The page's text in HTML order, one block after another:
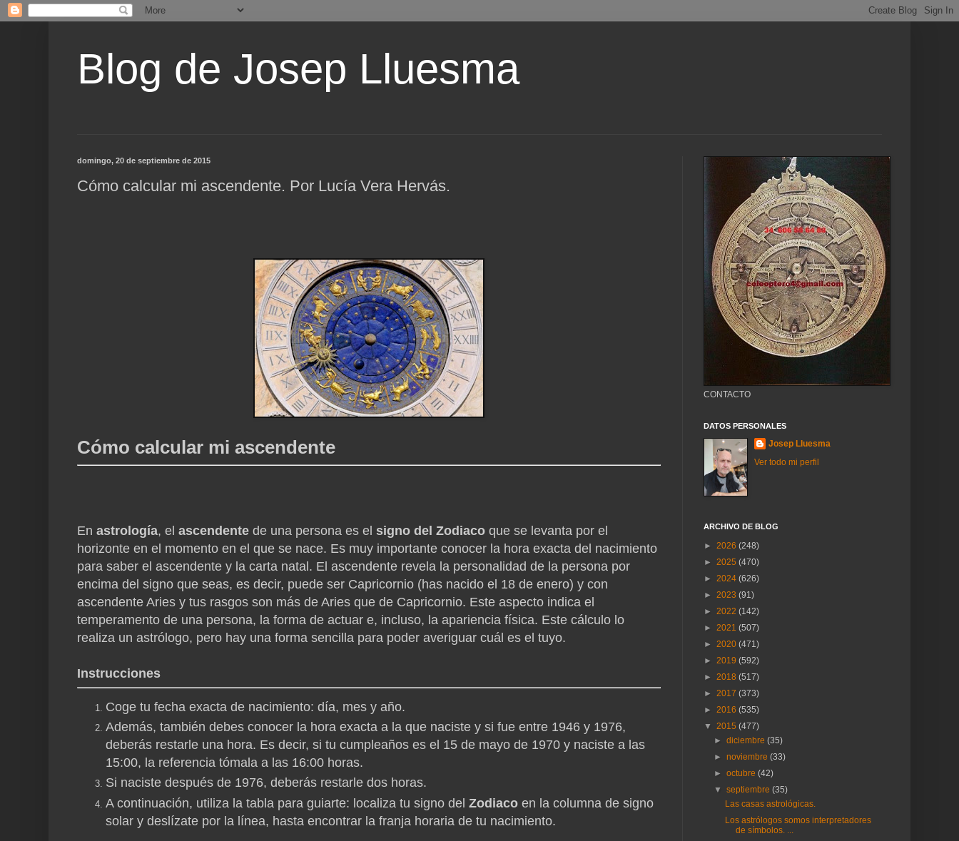
Blog de Josep Lluesma
domingo, 20 de septiembre de 2015
Cómo calcular mi ascendente. Por Lucía Vera Hervás.
Cómo calcular mi ascendente
En astrología, el ascendente de una persona es el signo del Zodiaco que se levanta por el
horizonte en el momento en el que se nace. Es muy importante conocer la hora exacta del nacimiento
para saber el ascendente y la carta natal. El ascendente revela la personalidad de la persona por
encima del signo que seas, es decir, puede ser Capricornio (has nacido el 18 de enero) y con
ascendente Aries y tus rasgos son más de Aries que de Capricornio. Este aspecto indica el
temperamento de una persona, la forma de actuar e, incluso, la apariencia física. Este cálculo lo
realiza un astrólogo, pero hay una forma sencilla para poder averiguar cuál es el tuyo.
Instrucciones
Coge tu fecha exacta de nacimiento: día, mes y año.
Además, también debes conocer la hora exacta a la que naciste y si fue entre 1946 y 1976,
deberás restarle una hora. Es decir, si tu cumpleaños es el 15 de mayo de 1970 y naciste a las
15:00, la referencia tómala a las 16:00 horas.
Si naciste después de 1976, deberás restarle dos horas.
A continuación, utiliza la tabla para guiarte: localiza tu signo del Zodiaco en la columna de signo
solar y deslízate por la línea, hasta encontrar la franja horaria de tu nacimiento.
CONTACTO
DATOS PERSONALES
Josep Lluesma
Ver todo mi perfil
ARCHIVO DE BLOG
► 2026 (248)
► 2025 (470)
► 2024 (626)
► 2023 (91)
► 2022 (142)
► 2021 (507)
► 2020 (471)
► 2019 (592)
► 2018 (517)
► 2017 (373)
► 2016 (535)
▼ 2015 (477)
►diciembre(35)
►noviembre(33)
►octubre(42)
▼septiembre(35)
Las casas astrológicas.
Los astrólogos somos interpretadores
de símbolos. ...